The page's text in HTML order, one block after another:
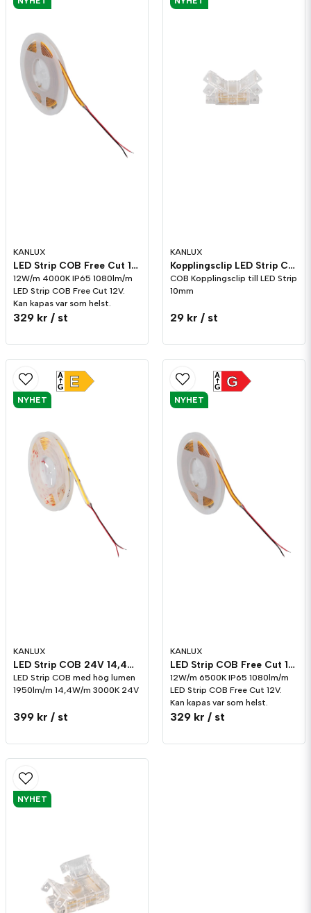
KANLUX
LED Strip COB Free Cut 12V 12W/m Kallvit 4000K IP65
12W/m 4000K IP65 1080lm/m
LED Strip COB Free Cut 12V.
Kan kapas var som helst.
329 kr / st
KANLUX
Kopplingsclip LED Strip COB 10mm
COB Kopplingsclip till LED Strip
10mm
29 kr / st
KANLUX
LED Strip COB 24V 14,4W/m Varmvit 3000K
LED Strip COB med hög lumen
1950lm/m 14,4W/m 3000K 24V
399 kr / st
E
A
G
NYHET
KANLUX
LED Strip COB Free Cut 12V 12W/m Dagsljus 6500K IP65
12W/m 6500K IP65 1080lm/m
LED Strip COB Free Cut 12V.
Kan kapas var som helst.
329 kr / st
G
A
G
NYHET
NYHET